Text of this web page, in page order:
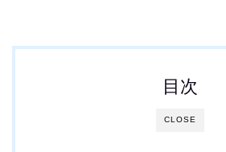
CLOSE
目次